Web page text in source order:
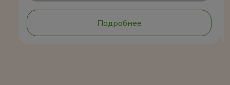
Подробнее